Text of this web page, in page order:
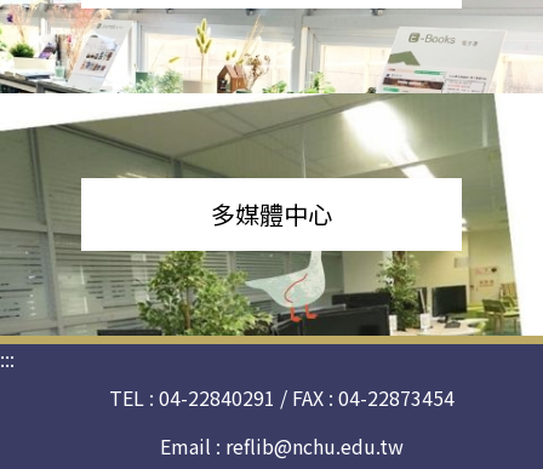
多媒體中心
:::
TEL : 04-22840291 / FAX : 04-22873454
Email : reflib@nchu.edu.tw